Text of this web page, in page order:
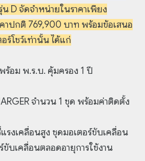
น D จัดจำหน่ายในราคาเพียง
าปกติ 769,900 บาท พร้อมข้อเสนอ
ร์โชว์เท่านั้น ได้แก่
อม พ.ร.บ. คุ้มครอง 1 ปี
จำนวน 1 ชุด พร้อมค่าติดตั้ง
รงเคลื่อนสูง ชุดมอเตอร์ขับเคลื่อน
บเคลื่อนตลอดอายุการใช้งาน